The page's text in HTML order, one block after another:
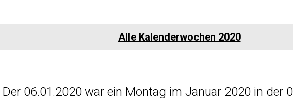
Alle Kalenderwochen 2020
Der 06.01.2020 war ein Montag im Januar 2020 in der